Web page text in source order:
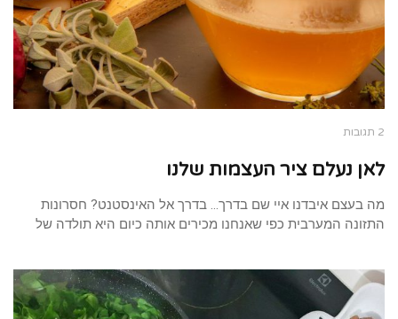
2 תגובות
לאן נעלם ציר העצמות שלנו
מה בעצם איבדנו איי שם בדרך… בדרך אל האינסטנט? חסרונות
התזונה המערבית כפי שאנחנו מכירים אותה כיום היא תולדה של